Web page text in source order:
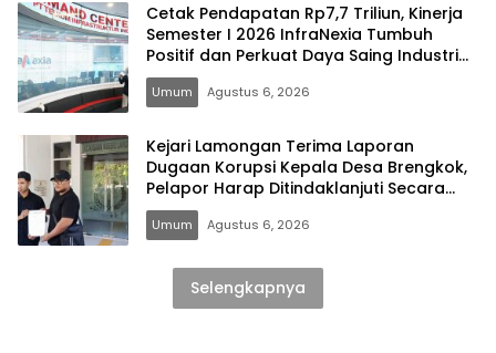
Cetak Pendapatan Rp7,7 Triliun, Kinerja
Semester I 2026 InfraNexia Tumbuh
Positif dan Perkuat Daya Saing Industri
Digital
Umum Agustus 6, 2026
Kejari Lamongan Terima Laporan
Dugaan Korupsi Kepala Desa Brengkok,
Pelapor Harap Ditindaklanjuti Secara
Profesional
Umum Agustus 6, 2026
Selengkapnya